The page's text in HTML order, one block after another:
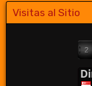
Visitas al Sitio